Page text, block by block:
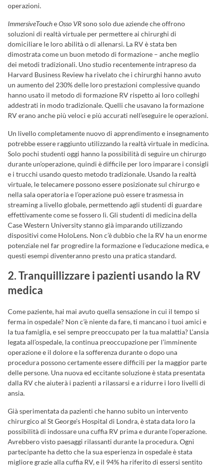
operazioni.
ImmersiveToucheOsso VRsono solo due aziende che offrono
soluzioni di realtà virtuale per permettere ai chirurghi di
domiciliare le loro abilità o di allenarsi. La RV è stata ben
dimostrata come un buon metodo di formazione – anche meglio
dei metodi tradizionali. Uno studio recentemente intrapreso da
Harvard Business Review ha rivelato che i chirurghi hanno avuto
un aumento del 230% delle loro prestazioni complessive quando
hanno usato il metodo di formazione RV rispetto ai loro colleghi
addestrati in modo tradizionale. Quelli che usavano la formazione
RV erano anche più veloci e più accurati nell’eseguire le operazioni.
Un livello completamente nuovo di apprendimento e insegnamento
potrebbe essere raggiunto utilizzando la realtà virtuale in medicina.
Solo pochi studenti oggi hanno la possibilità di seguire un chirurgo
durante un’operazione, quindi è difficile per loro imparare i consigli
e i trucchi usando questo metodo tradizionale. Usando la realtà
virtuale, le telecamere possono essere posizionate sul chirurgo e
nella sala operatoria e l’operazione può essere trasmessa in
streaming a livello globale, permettendo agli studenti di guardare
effettivamente come se fossero lì. Gli studenti di medicina della
Case Western University stanno già imparando utilizzando
dispositivi come HoloLens. Non c’è dubbio che la RV ha un enorme
potenziale nel far progredire la formazione e l’educazione medica, e
questi esempi diventeranno presto una pratica standard.
2. Tranquillizzare i pazienti usando la RV
medica
Come paziente, hai mai avuto quella sensazione in cui il tempo si
ferma in ospedale? Non c’è niente da fare, ti mancano i tuoi amici e
la tua famiglia, e sei sempre preoccupato per la tua malattia? L’ansia
legata all’ospedale, la continua preoccupazione per l’imminente
operazione e il dolore e la sofferenza durante o dopo una
procedura possono certamente essere difficili per la maggior parte
delle persone. Una nuova ed eccitante soluzione è stata presentata
dalla RV che aiuterà i pazienti a rilassarsi e a ridurre i loro livelli di
ansia.
Già sperimentata da pazienti che hanno subito un intervento
chirurgico al St George’s Hospital di Londra, è stata data loro la
possibilità di indossare una cuffia RV prima e durante l’operazione.
Avrebbero visto paesaggi rilassanti durante la procedura. Ogni
partecipante ha detto che la sua esperienza in ospedale è stata
migliore grazie alla cuffia RV, e il 94% ha riferito di essersi sentito